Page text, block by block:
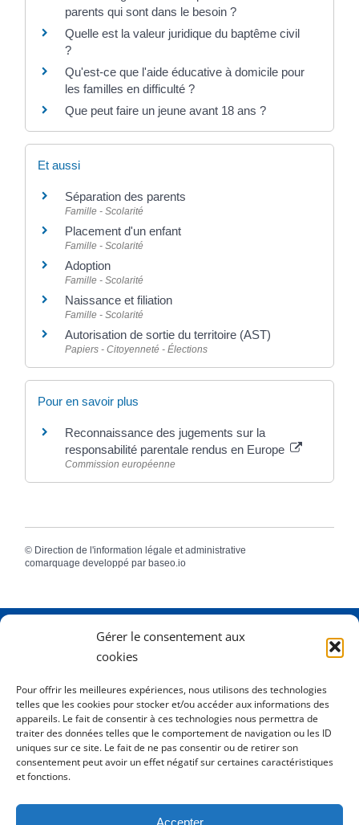
Gérer le consentement aux
cookies
Pour offrir les meilleures expériences, nous utilisons des technologies
telles que les cookies pour stocker et/ou accéder aux informations des
appareils. Le fait de consentir à ces technologies nous permettra de
traiter des données telles que le comportement de navigation ou les ID
uniques sur ce site. Le fait de ne pas consentir ou de retirer son
consentement peut avoir un effet négatif sur certaines caractéristiques
et fonctions.
Accepter
parents qui sont dans le besoin ?
Quelle est la valeur juridique du baptême civil
?
Qu'est-ce que l'aide éducative à domicile pour
les familles en difficulté ?
Que peut faire un jeune avant 18 ans ?
Et aussi
Séparation des parents
Famille - Scolarité
Placement d'un enfant
Famille - Scolarité
Adoption
Famille - Scolarité
Naissance et filiation
Famille - Scolarité
Autorisation de sortie du territoire (AST)
Papiers - Citoyenneté - Élections
Pour en savoir plus
Reconnaissance des jugements sur la
responsabilité parentale rendus en Europe
Commission européenne
© Direction de l'information légale et administrative
comarquage developpé par baseo.io
2 Rue Dame Pernette
Horaires
Lundi de 8h15 à 12h
Mardi de 8h15 à 12h
Mercredi 8h15 à 12h
Jeudi de 8h15 à 12h - 16h à 18h00